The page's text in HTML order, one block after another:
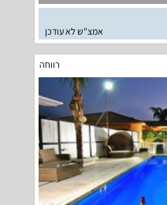
אמצ"ש לא עודכן
רווחה